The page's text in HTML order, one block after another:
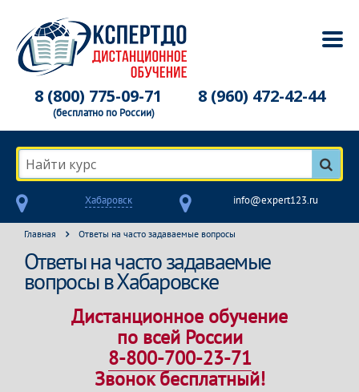
8 (800) 775-09-71
(бесплатно по России)
8 (960) 472-42-44
Найти курс
Хабаровск info@expert123.ru
Главная Ответы на часто задаваемые вопросы
Ответы на часто задаваемые
вопросы в Хабаровске
Дистанционное обучение
по всей России
8-800-700-23-71
Звонок бесплатный!